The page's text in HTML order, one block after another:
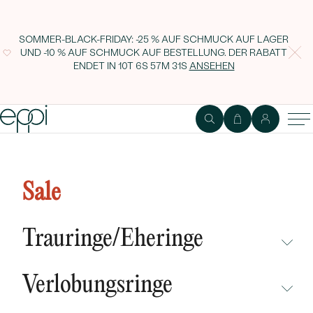
SOMMER-BLACK-FRIDAY: -25 % AUF SCHMUCK AUF LAGER
UND -10 % AUF SCHMUCK AUF BESTELLUNG. DER RABATT
ENDET IN 10T 6S 57M 30S ANSEHEN
Sale
Trauringe/Eheringe
NEUHEITEN
Verlobungsringe
gekratzter Oberfläche und
Diamanten Azrael